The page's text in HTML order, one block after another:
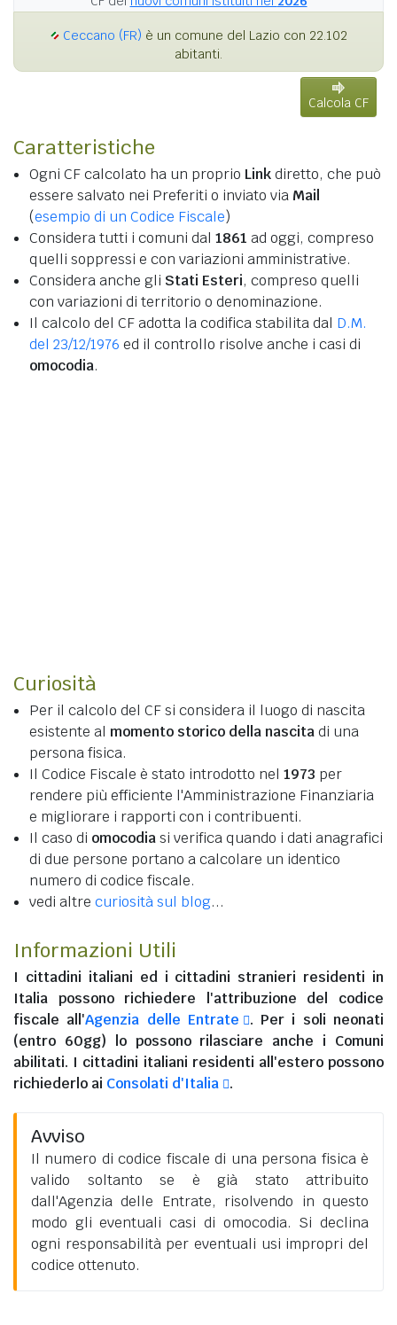
Ceccano (FR) è un comune del Lazio con 22.102
abitanti.
Calcola CF
Caratteristiche
Ogni CF calcolato ha un proprio Linkdiretto, che può
essere salvato nei Preferiti o inviato via Mail
(esempio di un Codice Fiscale)
Considera tutti i comuni dal 1861 ad oggi, compreso
quelli soppressi e con variazioni amministrative.
Considera anche gli Stati Esteri, compreso quelli
con variazioni di territorio o denominazione.
Il calcolo del CF adotta la codifica stabilita dal D.M.
del 23/12/1976 ed il controllo risolve anche i casi di
omocodia.
Curiosità
Per il calcolo del CF si considera il luogo di nascita
esistente al momento storico della nascitadi una
persona fisica.
Il Codice Fiscale è stato introdotto nel 1973 per
rendere più efficiente l'Amministrazione Finanziaria
e migliorare i rapporti con i contribuenti.
Il caso di omocodiasi verifica quando i dati anagrafici
di due persone portano a calcolare un identico
numero di codice fiscale.
vedi altre curiosità sul blog...
Informazioni Utili
I cittadini italiani ed i cittadini stranieri residenti in
Italia possono richiedere l'attribuzione del codice
fiscale all'Agenzia delle Entrate
. Per i soli neonati
(entro 60gg) lo possono rilasciare anche i Comuni
abilitati. I cittadini italiani residenti all'esteropossono
richiederlo ai Consolati d'Italia .
Avviso
Il numero di codice fiscale di una persona fisica è
valido soltanto se è già stato attribuito
dall'Agenzia delle Entrate, risolvendo in questo
modo gli eventuali casi di omocodia. Si declina
ogni responsabilità per eventuali usi impropri del
codice ottenuto.